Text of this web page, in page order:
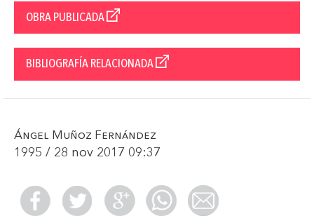
OBRA PUBLICADA
BIBLIOGRAFÍA RELACIONADA
Ángel Muñoz Fernández
1995 / 28 nov 2017 09:37